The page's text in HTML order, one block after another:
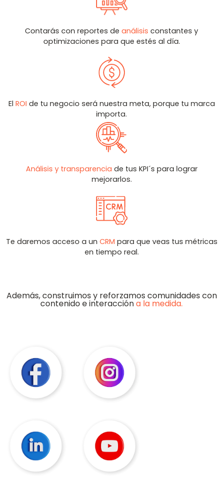
Contarás con reportes de análisis constantes y
optimizaciones para que estés al día.
El ROI de tu negocio será nuestra meta, porque tu marca
importa.
Análisis y transparencia de tus KPI´s para lograr
mejorarlos.
Te daremos acceso a un CRM para que veas tus métricas
en tiempo real.
Además, construimos y reforzamos comunidades con
contenido e interaccióna la medida.